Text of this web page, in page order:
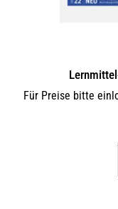
Für Preise bitte